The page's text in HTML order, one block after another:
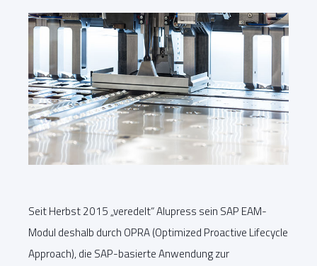
Seit Herbst 2015 „veredelt“ Alupress sein SAP EAM-
Modul deshalb durch OPRA (Optimized Proactive Lifecycle
Approach), die SAP-basierte Anwendung zur